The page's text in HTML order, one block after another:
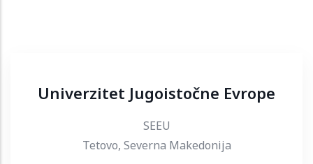
Univerzitet Jugoistočne Evrope
SEEU
Tetovo, Severna Makedonija